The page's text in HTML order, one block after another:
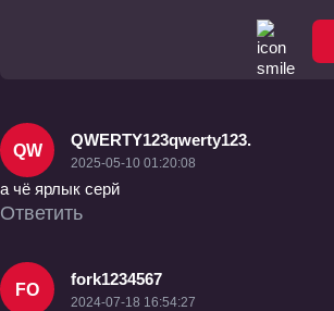
QW
QWERTY123qwerty123.
2025-05-10 01:20:08
а чё ярлык серй
Ответить
FO
fork1234567
2024-07-18 16:54:27